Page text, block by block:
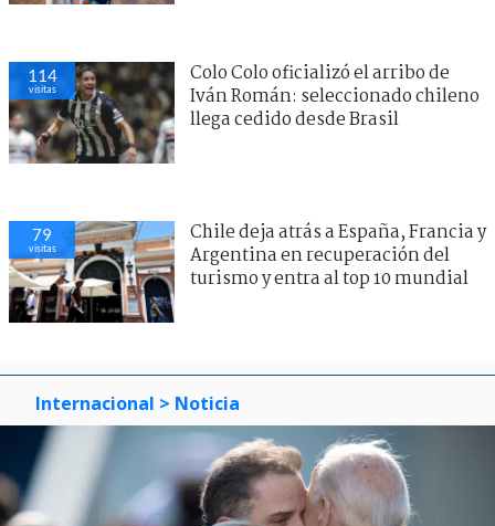
114
visitas
Colo Colo oficializó el arribo de
Iván Román: seleccionado chileno
llega cedido desde Brasil
79
visitas
Chile deja atrás a España, Francia y
Argentina en recuperación del
turismo y entra al top 10 mundial
Internacional > Noticia